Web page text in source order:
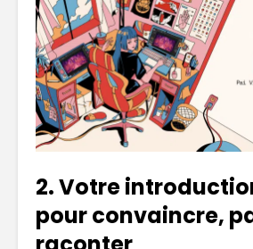
2. Votre
pour convaincre,